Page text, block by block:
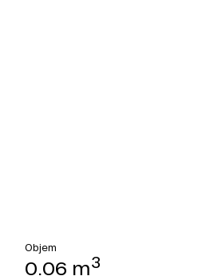
Objem
0.06 m3